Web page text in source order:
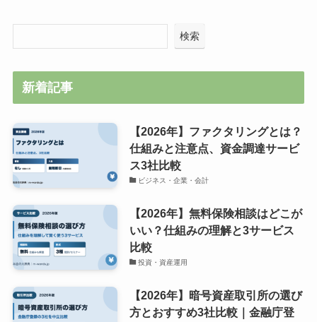
検索
新着記事
【2026年】ファクタリングとは？
仕組みと注意点、資金調達サービ
ス3社比較
ビジネス・企業・会計
【2026年】無料保険相談はどこが
いい？仕組みの理解と3サービス
比較
投資・資産運用
【2026年】暗号資産取引所の選び
方とおすすめ3社比較｜金融庁登